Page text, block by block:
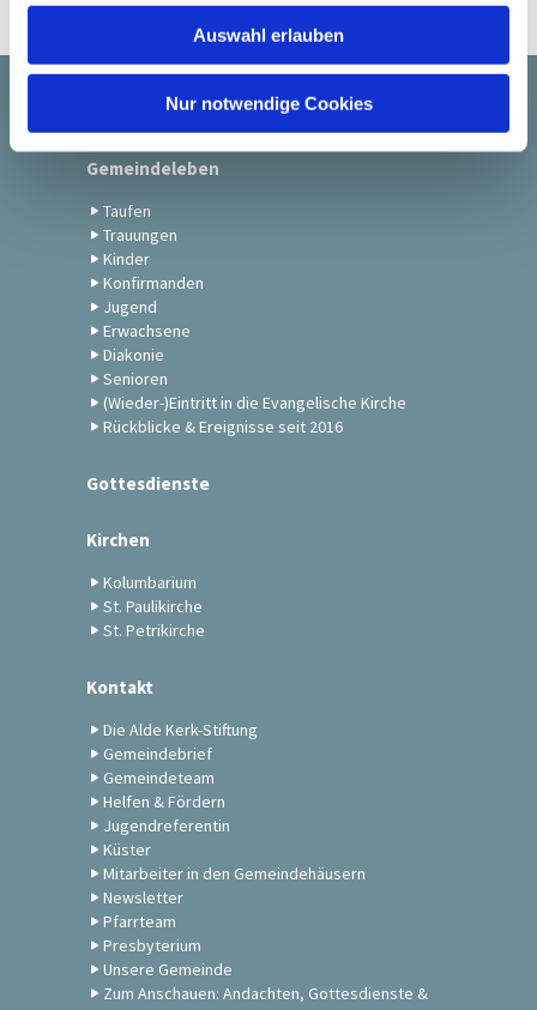
Auswahl erlauben
Nur notwendige Cookies
Startseite
Gemeindeleben
Taufen
Trauungen
Kinder
Konfirmanden
Jugend
Erwachsene
Diakonie
Senioren
(Wieder-)Eintritt in die Evangelische Kirche
Rückblicke & Ereignisse seit 2016
Gottesdienste
Kirchen
Kolumbarium
St. Paulikirche
St. Petrikirche
Kontakt
Die Alde Kerk-Stiftung
Gemeindebrief
Gemeindeteam
Helfen & Fördern
Jugendreferentin
Küster
Mitarbeiter in den Gemeindehäusern
Newsletter
Pfarrteam
Presbyterium
Unsere Gemeinde
Zum Anschauen: Andachten, Gottesdienste &